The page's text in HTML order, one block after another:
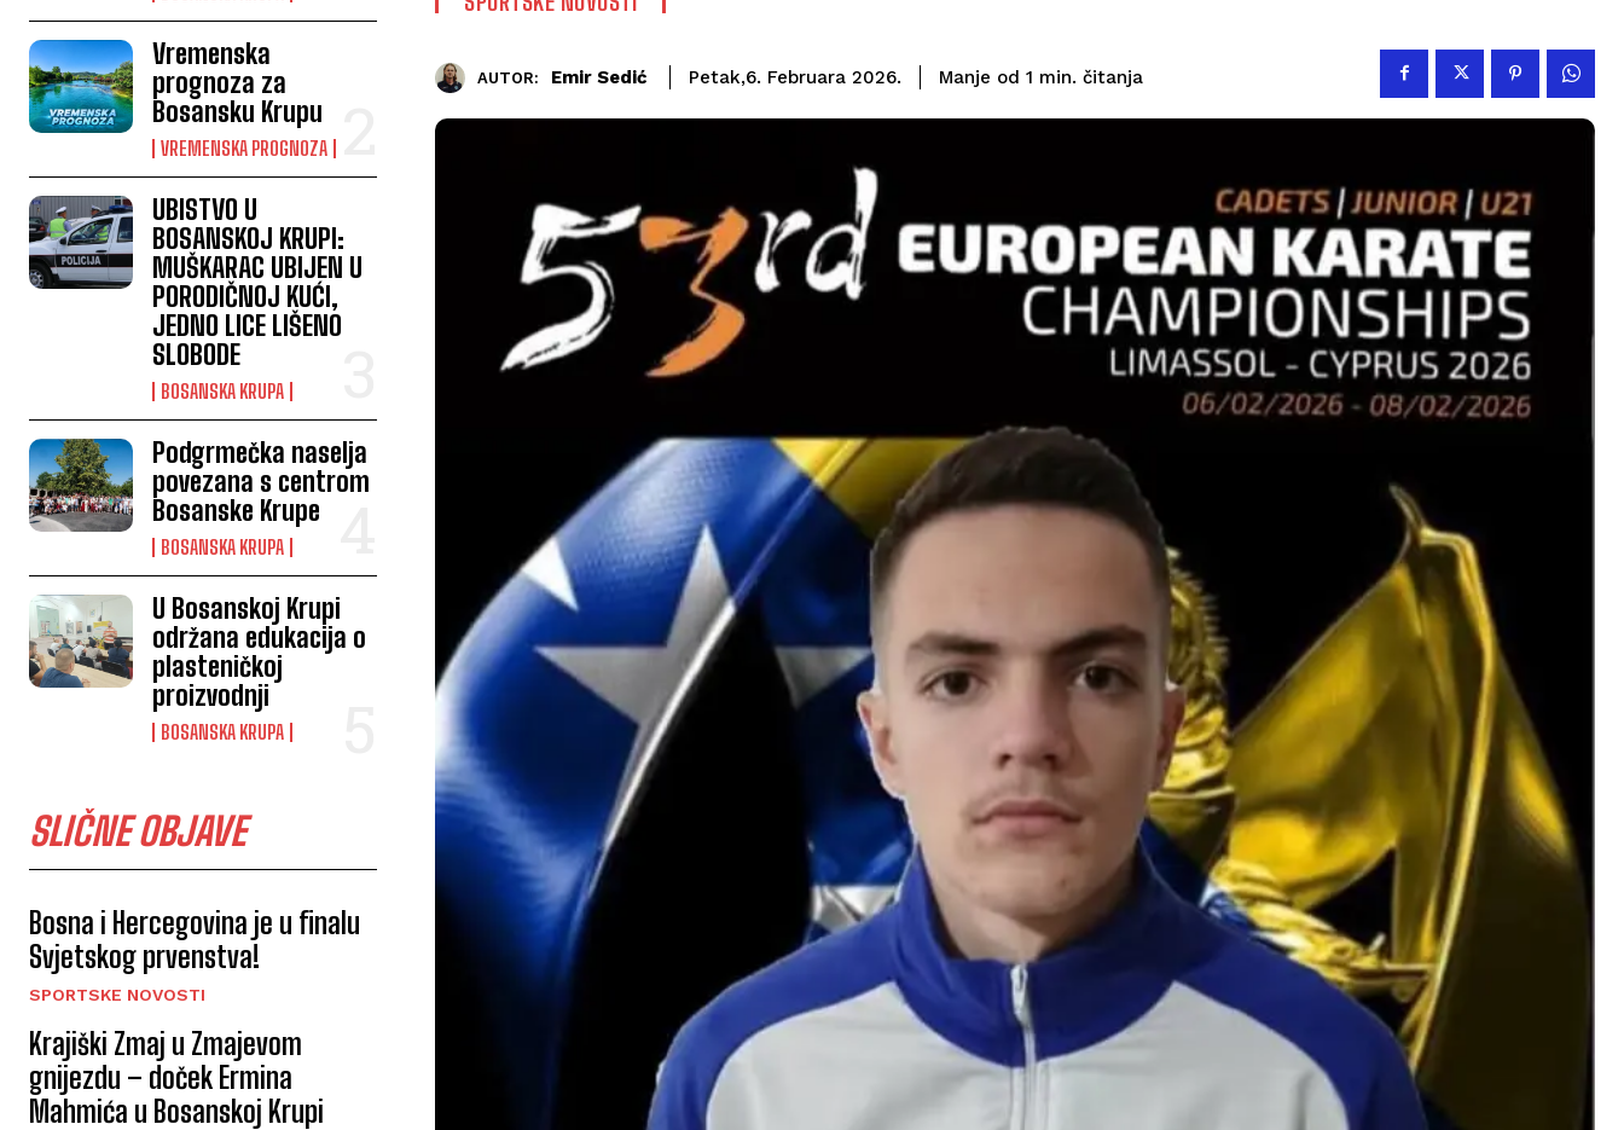
Vremenska
prognoza za
Bosansku Krupu
VREMENSKA PROGNOZA
UBISTVO U
BOSANSKOJ KRUPI:
MUŠKARAC UBIJEN U
PORODIČNOJ KUĆI,
JEDNO LICE LIŠENO
SLOBODE
BOSANSKA KRUPA
Podgrmečka naselja
povezana s centrom
Bosanske Krupe
BOSANSKA KRUPA
U Bosanskoj Krupi
održana edukacija o
plasteničkoj
proizvodnji
BOSANSKA KRUPA
SLIČNE OBJAVE
Bosna i Hercegovina je u finalu
Svjetskog prvenstva!
SPORTSKE NOVOSTI
Krajiški Zmaj u Zmajevom
gnijezdu – doček Ermina
Mahmića u Bosanskoj Krupi
AUTOR: Emir Sedić Petak,6. Februara 2026. Manje od 1 min. čitanja